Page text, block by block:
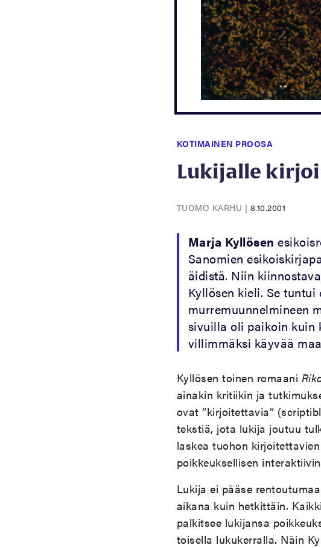
KOTIMAINEN PROOSA
Lukijalle
TUOMO KARHU | 8.10.2001
Marja Kyllösen
Sanomien
äidistä. Niin
Kyllösen kieli. Se
murremuunnelmineen
sivuilla oli paikoin kuin
villimmäksi käyvää
Kyllösen toinen romaani
ainakin kritiikin ja
ovat ”kirjoitettavia”
tekstiä, jota lukija joutuu
laskea tuohon
poikkeuksellisen
Lukija ei pääse
aikana kuin hetkittäin.
palkitsee lukijansa
toisella lukukerralla. Näin